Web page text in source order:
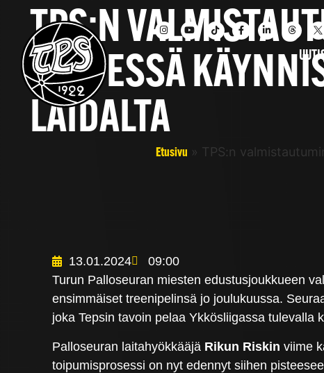
TPS:N
TÄYDESSÄ
LAIDALTA
Etusivu » TPS:n
13.01.2024
09:00
Turun Palloseuran miesten edustusjoukkueen
ensimmäiset treenipelinsä jo joulukuussa.
joka Tepsin tavoin pelaa Ykkösliigassa tulevalla
Palloseuran laitahyökkääjä Rikun Riskin viime
toipumisprosessi on nyt edennyt siihen